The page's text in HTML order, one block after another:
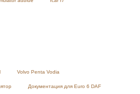
Volvo Penta Vodia
Документация для Euro 6 DAF